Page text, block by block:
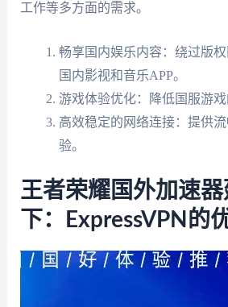
工作等多方面的需求。
畅享国内娱乐内容：绕过版
国内影视和音乐APP。
游戏体验优化：降低国服游戏
高效稳定的网络连接：提供
验。
王者荣耀国外加速
下：ExpressVPN的